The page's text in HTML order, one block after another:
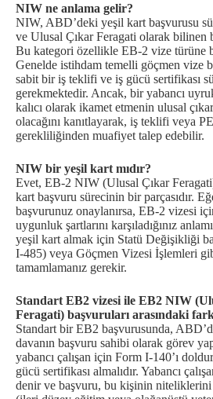
NIW ne anlama gelir?
NIW, ABD’deki yeşil kart başvurusu
ve Ulusal Çıkar Feragati olarak bilinen
Bu kategori özellikle EB-2 vize türüne
Genelde istihdam temelli göçmen vize
sabit bir iş teklifi ve iş gücü sertifikası
gerekmektedir. Ancak, bir yabancı
kalıcı olarak ikamet etmenin ulusal
olacağını kanıtlayarak, iş teklifi veya
gerekliliğinden muafiyet talep edebilir.
NIW bir yeşil kart mıdır?
Evet, EB-2 NIW (Ulusal Çıkar
kart başvuru sürecinin bir parçasıdır.
başvurunuz onaylanırsa, EB-2 vizesi
uygunluk şartlarını karşıladığınız
yeşil kart almak için Statü Değişikliği
I-485) veya Göçmen Vizesi İşlemleri
tamamlamanız gerekir.
Standart EB2 vizesi ile EB2 NIW
Feragati) başvuruları arasındaki
Standart bir EB2 başvurusunda,
davanın başvuru sahibi olarak görev
yabancı çalışan için Form I-140’ı
gücü sertifikası almalıdır. Yabancı
denir ve başvuru, bu kişinin niteliklerini